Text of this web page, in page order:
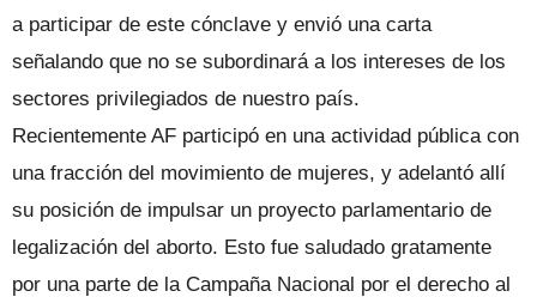
a participar de este cónclave y envió una carta
señalando que no se subordinará a los intereses de los
sectores privilegiados de nuestro país.
Recientemente AF participó en una actividad pública con
una fracción del movimiento de mujeres, y adelantó allí
su posición de impulsar un proyecto parlamentario de
legalización del aborto. Esto fue saludado gratamente
por una parte de la Campaña Nacional por el derecho al